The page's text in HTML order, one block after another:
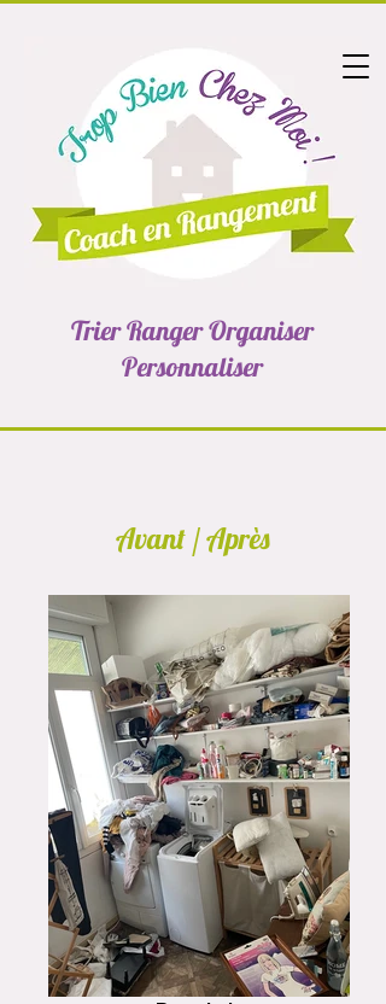
Trier Ranger Organiser
Personnaliser
Avant / Après